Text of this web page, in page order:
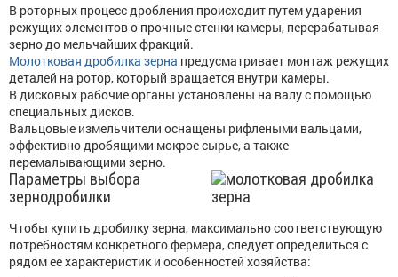
В роторных процесс дробления происходит путем ударения
режущих элементов о прочные стенки камеры, перерабатывая
зерно до мельчайших фракций.
Молотковая дробилка зерна предусматривает монтаж режущих
деталей на ротор, который вращается внутри камеры.
В дисковых рабочие органы установлены на валу с помощью
специальных дисков.
Вальцовые измельчители оснащены рифлеными вальцами,
эффективно дробящими мокрое сырье, а также
перемалывающими зерно.
Параметры выбора
зернодробилки
Чтобы купить дробилку зерна, максимально соответствующую
потребностям конкретного фермера, следует определиться с
рядом ее характеристик и особенностей хозяйства: